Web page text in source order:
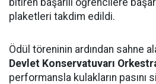
bitiren başarılı öğrencilere
plaketleri takdim edildi.
Ödül töreninin ardından sahne
Devlet Konservatuvarı
performansla kulakların pasını